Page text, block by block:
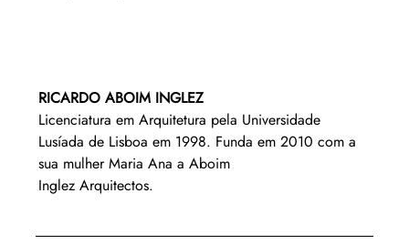
RICARDO ABOIM INGLEZ
Licenciatura em Arquitetura pela Universidade
Lusíada de Lisboa em 1998. Funda em 2010 com a
sua mulher Maria Ana a Aboim
Inglez Arquitectos.